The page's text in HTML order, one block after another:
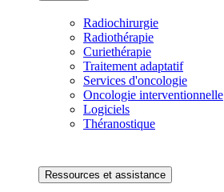
Radiochirurgie
Radiothérapie
Curiethérapie
Traitement adaptatif
Services d'oncologie
Oncologie interventionnelle
Logiciels
Théranostique
Ressources et assistance